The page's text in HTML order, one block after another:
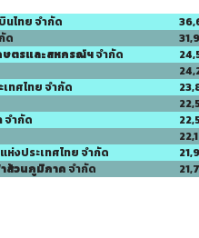
ไทย จำกัด
ด
ษตรและสหกรณ์ฯจำกัด
ทศไทย จำกัด
จำกัด
งประเทศไทย จำกัด
ส้วนภูมิภาค จำกัด